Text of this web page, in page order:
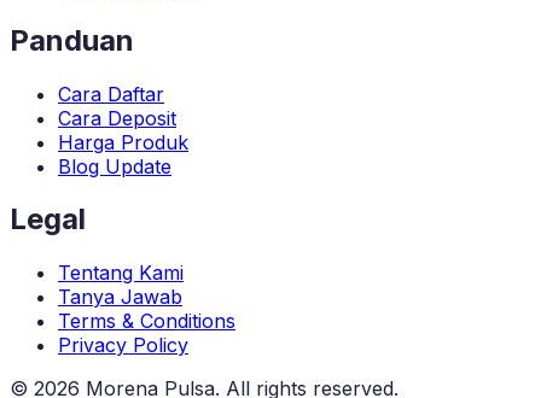
Panduan
Cara Daftar
Cara Deposit
Harga Produk
Blog Update
Legal
Tentang Kami
Tanya Jawab
Terms & Conditions
Privacy Policy
© 2026 Morena Pulsa. All rights reserved.